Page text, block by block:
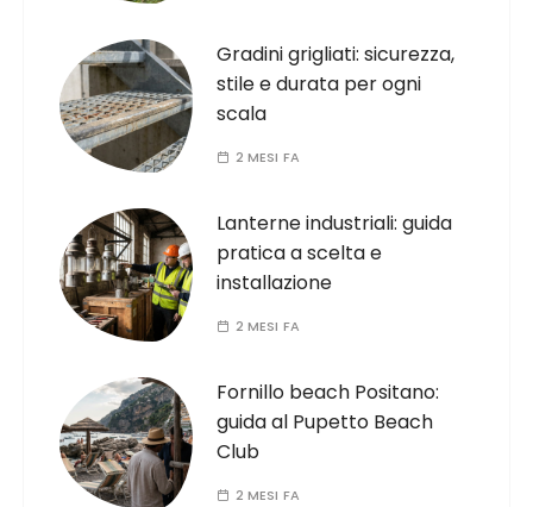
Gradini grigliati: sicurezza,
stile e durata per ogni
scala
2 MESI FA
Lanterne industriali: guida
pratica a scelta e
installazione
2 MESI FA
Fornillo beach Positano:
guida al Pupetto Beach
Club
2 MESI FA